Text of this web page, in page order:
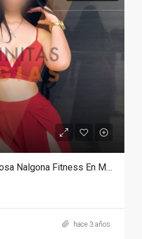
Daysi: Chaparrita Hermosa Nalgona Fitness En Monterrey
hace 3 años